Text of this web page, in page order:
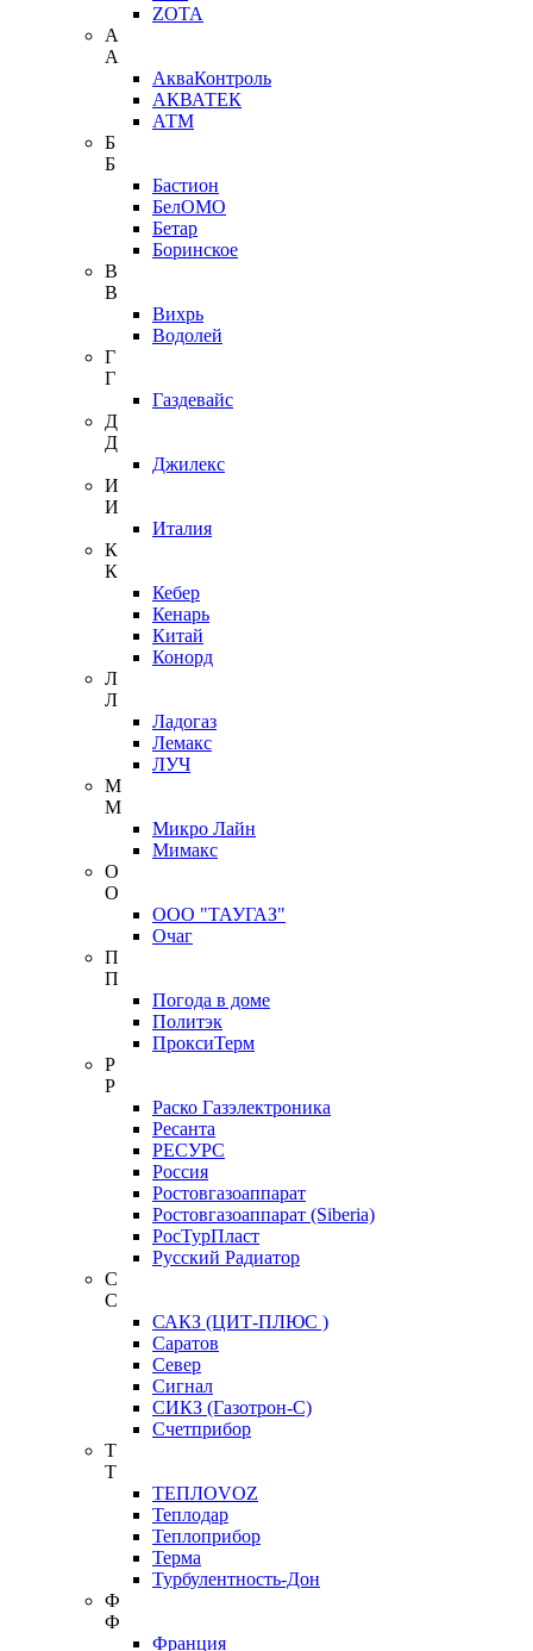
ZOTA
А
А
АкваКонтроль
АКВАТЕК
АТМ
Б
Б
Бастион
БелОМО
Бетар
Боринское
В
В
Вихрь
Водолей
Г
Г
Газдевайс
Д
Д
Джилекс
И
И
Италия
К
К
Кебер
Кенарь
Китай
Конорд
Л
Л
Ладогаз
Лемакс
ЛУЧ
М
М
Микро Лайн
Мимакс
О
О
ООО "ТАУГАЗ"
Очаг
П
П
Погода в доме
Политэк
ПроксиТерм
Р
Р
Раско Газэлектроника
Ресанта
РЕСУРС
Россия
Ростовгазоаппарат
Ростовгазоаппарат (Siberia)
РосТурПласт
Русский Радиатор
С
С
САКЗ (ЦИТ-ПЛЮС )
Саратов
Север
Сигнал
СИКЗ (Газотрон-С)
Счетприбор
Т
Т
ТЕПЛОVOZ
Теплодар
Теплоприбор
Терма
Турбулентность-Дон
Ф
Ф
Франция